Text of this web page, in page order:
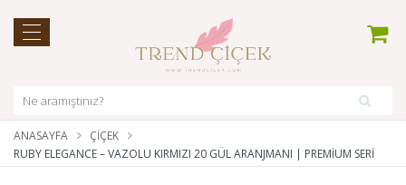
ANASAYFA
ÇIÇEK
RUBY ELEGANCE – VAZOLU KIRMIZI 20 GÜL ARANJMANI | PREMIUM SERI